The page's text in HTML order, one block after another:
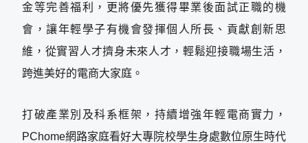
金等完善福利，更將優先獲得畢業後面試正職的機
會，讓年輕學子有機會發揮個人所長、貢獻創新思
維，從實習人才擠身未來人才，輕鬆迎接職場生活，
跨進美好的電商大家庭。
打破產業別及科系框架，持續增強年輕電商實力，
PChome網路家庭看好大專院校學生身處數位原生時代